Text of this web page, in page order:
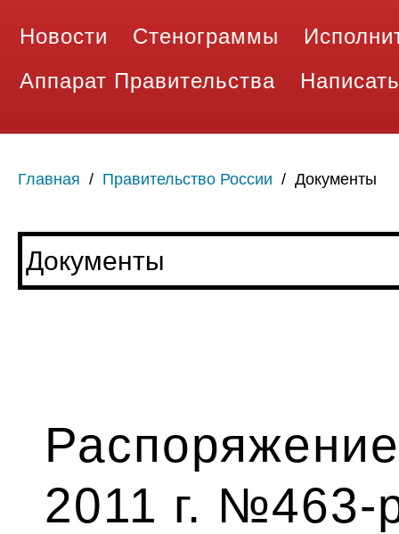
Новости Стенограммы
Аппарат Правительства
Главная / Правительство России / Документы
2011 г. №463-